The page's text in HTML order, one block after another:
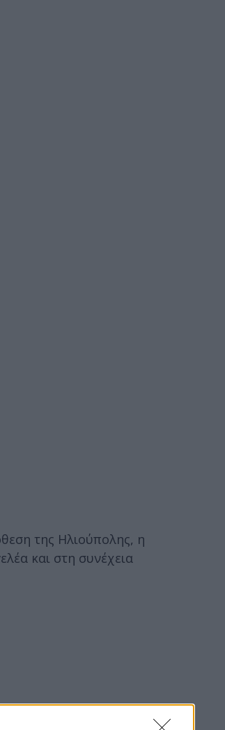
της Ηλιούπολης, η
και στη συνέχεια